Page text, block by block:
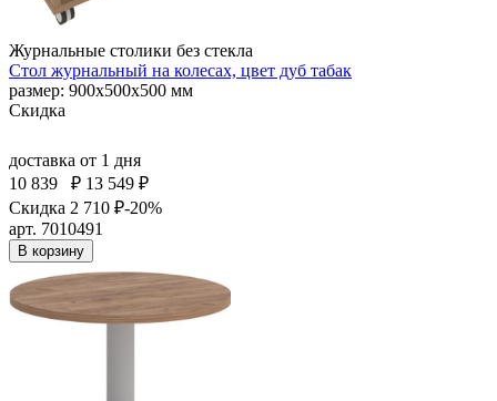
Журнальные столики без стекла
Стол журнальный на колесах, цвет дуб табак
размер: 900х500х500 мм
Скидка
доставка от 1 дня
10 839
₽ 13 549 ₽
Скидка 2 710 ₽-20%
арт. 7010491
В корзину